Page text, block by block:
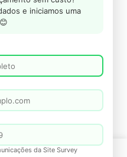
e iniciamos uma
da Site Survey